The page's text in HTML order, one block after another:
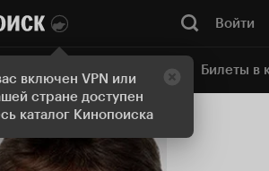
включен VPN или
стране доступен
каталог Кинопоиска
Войти
Онлайн-кинотеатр Билеты в